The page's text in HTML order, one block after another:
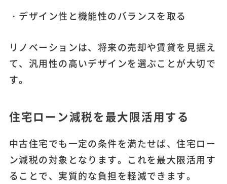
・デザイン性と機能性のバランスを取る
リノベーションは、将来の売却や賃貸を見据え
て、汎用性の高いデザインを選ぶことが大切で
す。
住宅ローン減税を最大限活用する
中古住宅でも一定の条件を満たせば、住宅ロー
ン減税の対象となります。これを最大限活用す
ることで、実質的な負担を軽減できます。